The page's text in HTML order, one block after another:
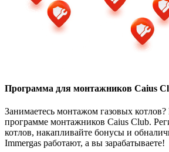
Программа для монтажников Caius
Занимаетесь монтажом газовых
программе монтажников Caius Club.
котлов, накапливайте бонусы и
Immergas работают, а вы зарабатываете!